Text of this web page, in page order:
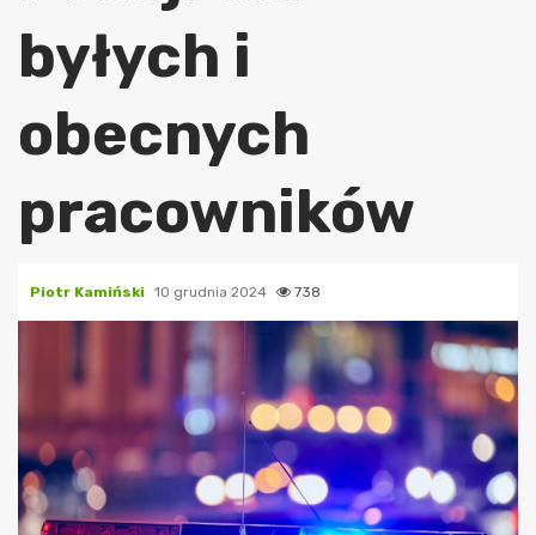
byłych i
obecnych
pracowników
Piotr Kamiński 10 grudnia 2024 738